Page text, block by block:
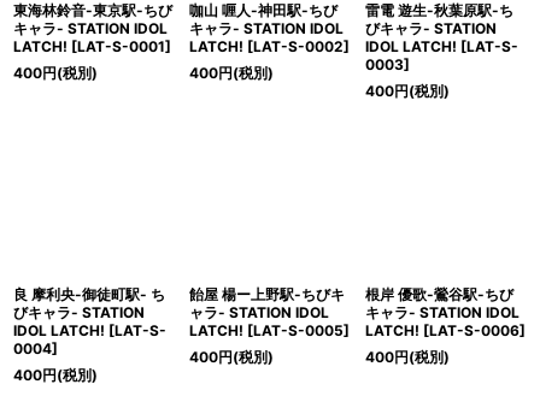
東海林鈴音-東京駅-ちび
キャラ- STATION IDOL
LATCH! [LAT-S-0001]
400円(税別)
咖山 喱人-神田駅-ちび
キャラ- STATION IDOL
LATCH! [LAT-S-0002]
400円(税別)
雷電 遊生-秋葉原駅-ち
びキャラ- STATION
IDOL LATCH! [LAT-S-
0003]
400円(税別)
良 摩利央-御徒町駅- ち
びキャラ- STATION
IDOL LATCH! [LAT-S-
0004]
400円(税別)
飴屋 楊ー上野駅-ちびキ
ャラ- STATION IDOL
LATCH! [LAT-S-0005]
400円(税別)
根岸 優歌-鶯谷駅-ちび
キャラ- STATION IDOL
LATCH! [LAT-S-0006]
400円(税別)